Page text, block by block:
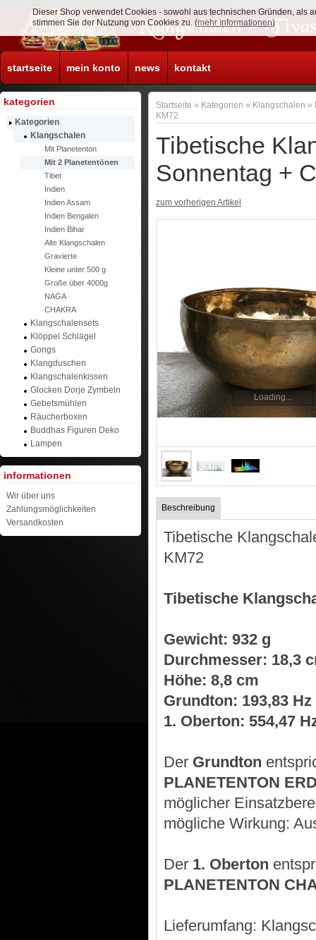
startseite mein konto news kontakt
Startseite » Kategorien » Klangschalen »
KM72
Tibetische
Sonnentag +
zum vorherigen Artikel
Loading...
Beschreibung
Tibetische
KM72
Tibetische
Gewicht: 932 g
Durchmesser: 18,3
Höhe: 8,8 cm
Grundton: 193,83 Hz
1. Oberton: 554,47
Der Grundton
PLANETENTON
möglicher
mögliche Wirkung:
Der 1. Oberton
PLANETENTON
Lieferumfang:
kategorien
Kategorien
Klangschalen
Mit Planetenton
Mit 2 Planetentönen
Tibet
Indien
Indien Assam
Indien Bengalen
Indien Bihar
Alte Klangschalen
Gravierte
Kleine unter 500 g
Große über 4000g
NAGA
CHAKRA
Klangschalensets
Klöppel Schlägel
Gongs
Klangduschen
Klangschalenkissen
Glocken Dorje Zymbeln
Gebetsmühlen
Räucherboxen
Buddhas Figuren Deko
Lampen
informationen
Wir über uns
Zahlungsmöglichkeiten
Versandkosten
Dieser Shop verwendet Cookies - sowohl aus technischen Gründen, als
stimmen Sie der Nutzung von Cookies zu. (mehr Informationen)